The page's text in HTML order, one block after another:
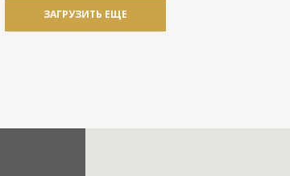
ЗАГРУЗИТЬ ЕЩЕ